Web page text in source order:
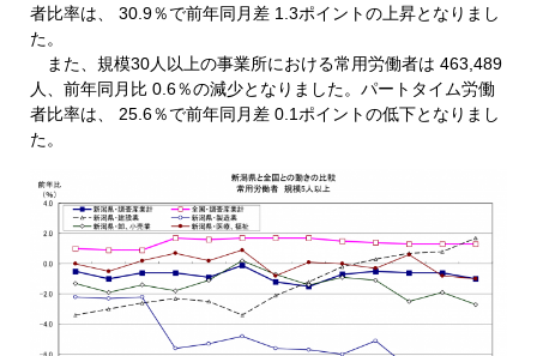
者比率は、 30.9％で前年同月差 1.3ポイントの上昇となりまし
た。
また、規模30人以上の事業所における常用労働者は 463,489
人、前年同月比 0.6％の減少となりました。パートタイム労働
者比率は、 25.6％で前年同月差 0.1ポイントの低下となりまし
た。